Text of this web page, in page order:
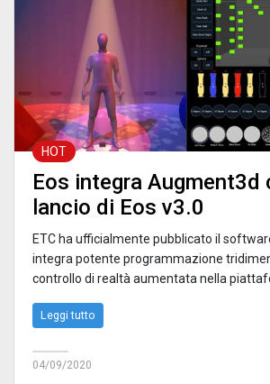
HOT
Eos integra Augment3d
lancio di Eos v3.0
ETC ha ufficialmente pubblicato il
integra potente programmazione
controllo di realtà aumentata nella
Leggi tutto
04/09/2020